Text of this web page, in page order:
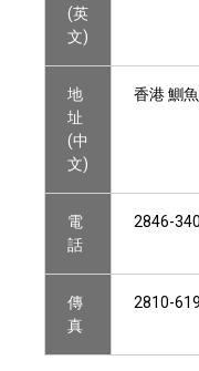
(英
文)
地
址
(中
文)
香港 鰂
電
話
2846-
傳
真
2810-